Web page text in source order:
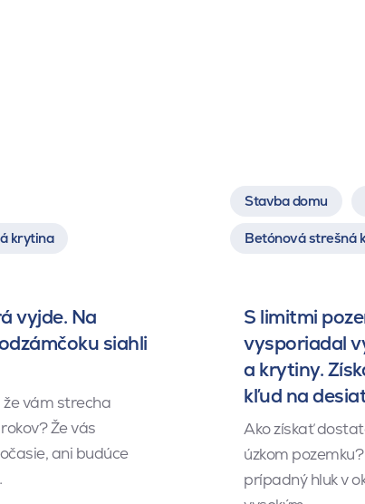
krytina
vyjde. Na
siahli
vám strecha
Že vás
ani budúce
Stavba domu
Betónová strešná
S limitmi
vysporiadal
a krytiny.
kľud na
Ako získať
úzkom
prípadný hluk v